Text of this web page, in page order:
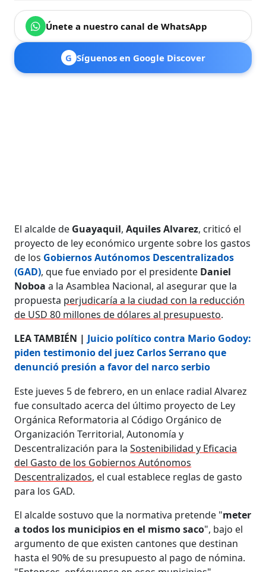
Únete a nuestro canal de WhatsApp
G Síguenos en Google Discover
El alcalde de Guayaquil,Aquiles Alvarez, criticó el
proyecto de ley económico urgente sobre los gastos
de los Gobiernos Autónomos Descentralizados
(GAD), que fue enviado por el presidente Daniel
Noboa a la Asamblea Nacional, al asegurar que la
propuesta perjudicaría a la ciudad con la reducción
de USD 80 millones de dólares al presupuesto.
LEA TAMBIÉN | Juicio político contra Mario Godoy:
piden testimonio del juez Carlos Serrano que
denunció presión a favor del narco serbio
Este jueves 5 de febrero, en un enlace radial Alvarez
fue consultado acerca del último proyecto de Ley
Orgánica Reformatoria al Código Orgánico de
Organización Territorial, Autonomía y
Descentralización para laSostenibilidad y Eficacia
del Gasto de los Gobiernos Autónomos
Descentralizados, el cual establece reglas de gasto
para los GAD.
El alcalde sostuvo que la normativa pretende "meter
a todos los municipios en el mismo saco", bajo el
argumento de que existen cantones que destinan
hasta el 90% de su presupuesto al pago de nómina.